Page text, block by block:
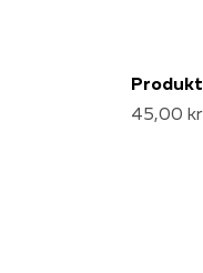
Produkt
45,00 kr